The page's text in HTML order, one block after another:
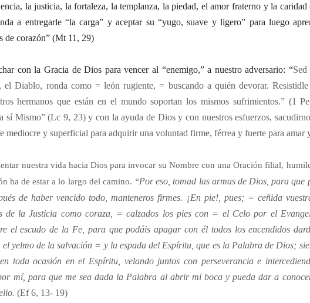
la justicia, la fortaleza, la templanza, la piedad, el amor fraterno y la
a entregarle “la carga” y aceptar su “yugo, suave y ligero” para luego
de corazón” (Mt 11, 29)
con la Gracia de Dios para vencer al “enemigo,” a nuestro adversario: “
el Diablo, ronda como = león rugiente, = buscando a quién devorar.
hermanos que están en el mundo soportan los mismos sufrimientos.” (1
sí Mismo” (Lc 9, 23) y con la ayuda de Dios y con nuestros esfuerzos,
mediocre y superficial para adquirir una voluntad firme, férrea y fuerte para amar
nuestra vida hacia Dios para invocar su Nombre con una Oración filial,
ha de estar a lo largo del camino. “Por eso, tomad las armas de Dios, para que
de haber vencido todo, manteneros firmes. ¡En pie!, pues; = ceñida
de la Justicia como coraza, = calzados los pies con = el Celo por el
el escudo de la Fe, para que podáis apagar con él todos los encendidos
yelmo de la salvación = y la espada del Espíritu, que es la Palabra de Dios;
toda ocasión en el Espíritu, velando juntos con perseverancia e
mí, para que me sea dada la Palabra al abrir mi boca y pueda dar a
(Ef 6, 13- 19)